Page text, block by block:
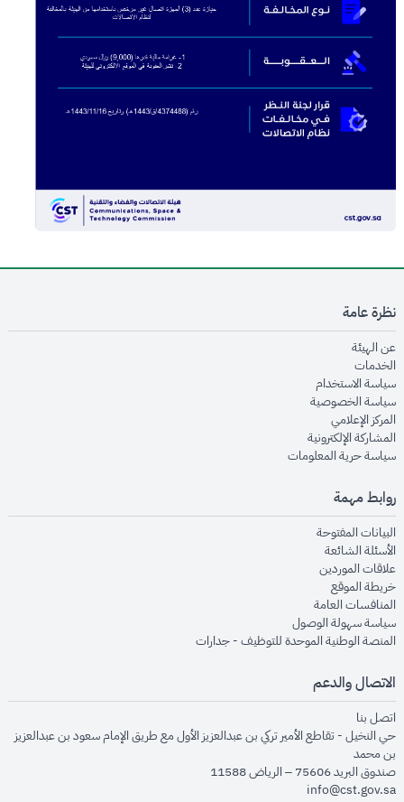
نظرة عامة
عن الهيئةopens in new window
الخدماتopens in new window
سياسة الاستخدام
سياسة الخصوصيةopens in new window
المركز الإعلاميopens in new window
المشاركة الإلكترونيةopens in new window
سياسة حرية المعلوماتopens in new window
روابط مهمة
البيانات المفتوحةopens in new window
الأسئلة الشائعةopens in new window
علاقات الموردينopens in new window
خريطة الموقعopens in new window
المنافسات العامةopens in new window
سياسة سهولة الوصولopens in new window
المنصة الوطنية الموحدة للتوظيف - جداراتopens in new window
الاتصال والدعم
اتصل بنا
حي النخيل - تقاطع الأمير تركي بن عبدالعزيز الأول مع طريق الإمام سعود بن عبدالعزيز
بن محمد
صندوق البريد 75606 – الرياض 11588
info@cst.gov.sa